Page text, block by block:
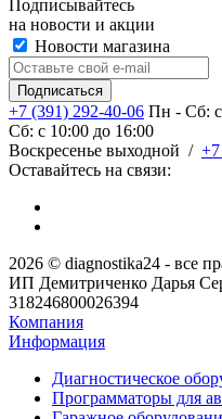
Подписывайтесь
на новости и акции
Новости магазина
+7 (391) 292-40-06 Пн - Сб: c
Сб: c 10:00 до 16:00
​Воскресенье выходной /
Оставайтесь на связи:
2026 © diagnostika24 - все
ИП Демитриченко Дарья
318246800026394
Компания
Информация
Диагностическое
Программаторы для